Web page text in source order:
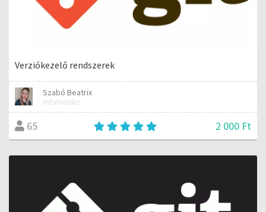
Verziókezelő rendszerek
Szabó Beatrix
Informatika
65 2 000 Ft